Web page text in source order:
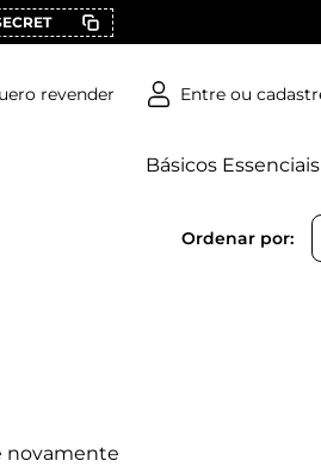
revender
Básicos Essenciais